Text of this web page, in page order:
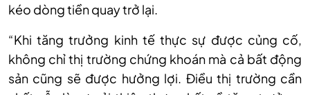
kéo dòng tiền quay trở lại.
“Khi tăng trưởng kinh tế thực sự được củng cố,
không chỉ thị trường chứng khoán mà cả bất động
sản cũng sẽ được hưởng lợi. Điều thị trường cần